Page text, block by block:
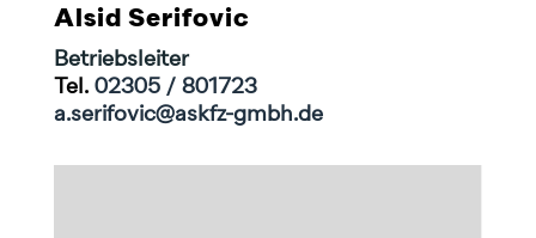
Alsid Serifovic
Betriebsleiter
Tel. 02305 / 801723
a.serifovic@askfz-gmbh.de